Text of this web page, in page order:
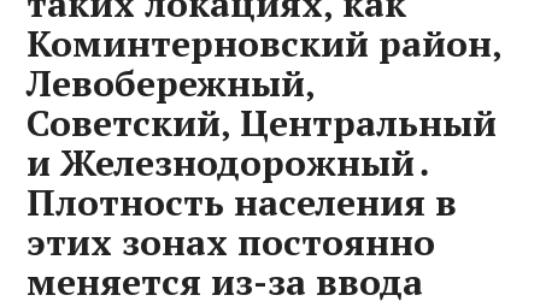
Коминтерновский район‚
Левобережный‚
Советский‚ Центральный
и Железнодорожный․
Плотность населения в
этих зонах постоянно
меняется из-за ввода